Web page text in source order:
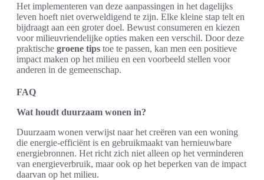
Het implementeren van deze aanpassingen in het dagelijks
leven hoeft niet overweldigend te zijn. Elke kleine stap telt en
bijdraagt aan een groter doel. Bewust consumeren en kiezen
voor milieuvriendelijke opties maken een verschil. Door deze
praktische groene tips toe te passen, kan men een positieve
impact maken op het milieu en een voorbeeld stellen voor
anderen in de gemeenschap.
FAQ
Wat houdt duurzaam wonen in?
Duurzaam wonen verwijst naar het creëren van een woning
die energie-efficiënt is en gebruikmaakt van hernieuwbare
energiebronnen. Het richt zich niet alleen op het verminderen
van energieverbruik, maar ook op het beperken van de impact
daarvan op het milieu.